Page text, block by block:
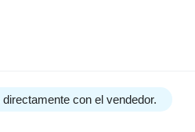
con el vendedor.